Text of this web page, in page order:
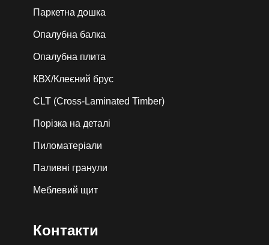
Паркетна дошка
Опалубна балка
Опалубна плита
КВХ/Клеєний брус
CLT (Cross-Laminated Timber)
Порізка на деталі
Пиломатеріали
Паливні гранули
Меблевий щит
Контакти